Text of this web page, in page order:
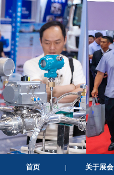
首页 | 关于展会